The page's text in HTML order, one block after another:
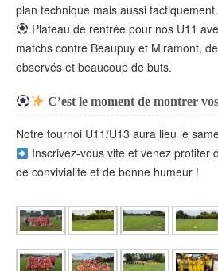
plan technique mais aussi tactiquement.
Plateau de rentrée pour nos U11
matchs contre Beaupuy et Miramont,
observés et beaucoup de buts.
C’est le moment de montrer
Notre tournoi U11/U13 aura lieu le
Inscrivez-vous vite et venez profiter
de convivialité et de bonne humeur !